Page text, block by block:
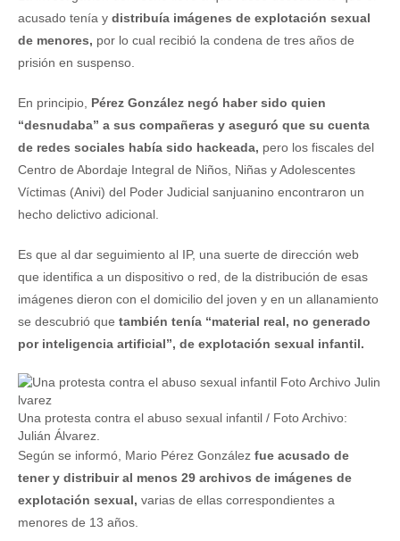
acusado tenía y distribuía imágenes de explotación sexual
de menores, por lo cual recibió la condena de tres años de
prisión en suspenso.
En principio, Pérez González negó haber sido quien
“desnudaba” a sus compañeras y aseguró que su cuenta
de redes sociales había sido hackeada, pero los fiscales del
Centro de Abordaje Integral de Niños, Niñas y Adolescentes
Víctimas (Anivi) del Poder Judicial sanjuanino encontraron un
hecho delictivo adicional.
Es que al dar seguimiento al IP, una suerte de dirección web
que identifica a un dispositivo o red, de la distribución de esas
imágenes dieron con el domicilio del joven y en un allanamiento
se descubrió que también tenía “material real, no generado
por inteligencia artificial”, de explotación sexual infantil.
Una protesta contra el abuso sexual infantil / Foto Archivo:
Julián Álvarez.
Según se informó, Mario Pérez González fue acusado de
tener y distribuir al menos 29 archivos de imágenes de
explotación sexual, varias de ellas correspondientes a
menores de 13 años.